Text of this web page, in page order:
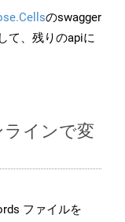
のswagger
て、残りのapiに
インで変
ファイルを